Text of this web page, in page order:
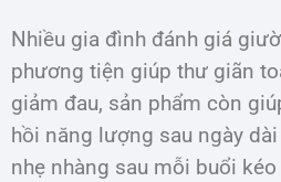
Nhiều gia đình đánh giá
phương tiện giúp thư giãn
giảm đau, sản phẩm còn
hồi năng lượng sau ngày
nhẹ nhàng sau mỗi buổi